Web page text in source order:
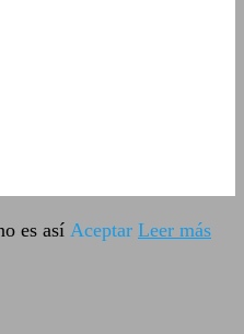
es así Aceptar Leer más